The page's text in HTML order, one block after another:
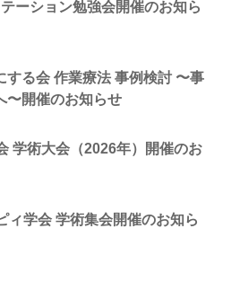
ーション勉強会開催のお知ら
する会 作業療法 事例検討 〜事
〜開催のお知らせ
学術大会（2026年）開催のお
ィ学会 学術集会開催のお知ら